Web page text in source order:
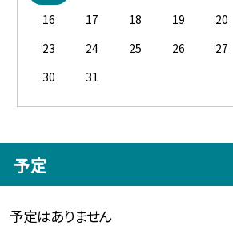
16
17 18 19 20
23
24 25 26 27
30
31
予定
予定はありません